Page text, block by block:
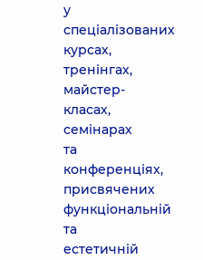
у
спеціалізованих
курсах,
тренінгах,
майстер-
класах,
семінарах
та
конференціях,
присвячених
функціональній
та
естетичній